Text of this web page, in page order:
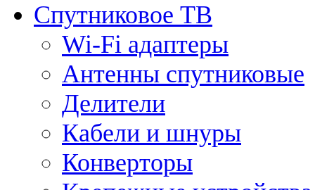
Спутниковое ТВ
Wi-Fi адаптеры
Антенны спутниковые
Делители
Кабели и шнуры
Конверторы